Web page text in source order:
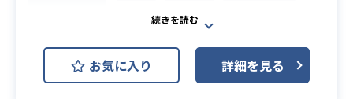
idに関する高度な理解が求められる
工程です。
■開発・テスト
Android/iOSアプリの実装を行いま
弊社チームと共に大手オンライン教
育サービスのフロントエンド開発に
携わっていただきます。
具体的には下記業務をお任せする想
お気に入り 詳細を見る